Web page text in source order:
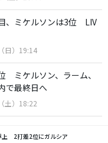
、ミケルソンは3位 LIV
日）19:14
ミケルソン、ラーム、
で最終日へ
土）18:22
上 2打差2位にガルシア